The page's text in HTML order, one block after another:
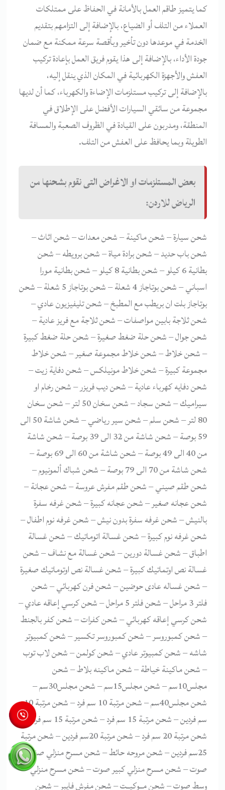
كما يتميز طاقم العمل بالأمانة في الحفاظ على ممتلكات
العملاء من التلف أو الضياع، بالإضافة إلى التزامهم بتقديم
الخدمة في موعدها دون تأخير وبأقصة سرعة ممكنة مع ضمان
جودة الأداء، بالإضافة إلى هذا يقوم فريق العمل بإعادة تركيب
العفش والأجهزة الكهربائية في المكان الذي ينقل إليه،
بالإضافة إلى تركيب مستلزمات الإضاءة والكهرباء، كما أن لديها
مجموعة من سائقي السيارات الأفضل على الإطلاق في
المنطقة، ومدربون على القيادة في الظروف الصعبة والمسافة
الطويلة وبما يحافظ على العفش من التلف.
بعض المستلزمات او الاغراض التى نقوم بشحنها من
الرياض للاردن:
شحن سيارة – شحن ماكينة – شحن معدات – شحن اثاث –
شحن باب حديد – شحن برادة مياة – شحن برويطه – شحن
بطانية 6 كيلو – شحن بطانية 8 كيلو – شحن بطانية مورا
اسباني – شحن بوتاجاز 4 شعلة – شحن بوتاجاز 5 شعلة – شحن
بوتاجاز بلت ان بريطب مع المطبخ – شحن تليفيزيون عادي –
شحن ثلاجة بابين مواصفات – شحن ثلاجة مع فريز عادية –
شحن جوال – شحن حلة ضغط صغيرة – شحن حلة ضغط كبيرة
– شحن خلاط – شحن خلاط مجموعة صغير – شحن خلاط
مجموعة كبيرة – شحن خلاط مونيلكس – شحن دفاية زيت –
شحن دفايه كهرباء عادية – شحن ديب فريزر – شحن رخام او
سيراميك – شحن سجاد – شحن سخان 50 لتر – شحن سخان
80 لتر – شحن سلم – شحن سير رياضي – شحن شاشة 50 الى
59 بوصة – شحن شاشة من 32 الى 39 بوصة – شحن شاشة
من 40 الى 49 بوصة – شحن شاشة من 60 الى 69 بوصة –
شحن شاشة من 70 الى 79 بوصة – شحن شباك ألمونيوم –
شحن طقم صيني – شحن طقم مفرش عروسة – شحن عجانة –
شحن عجانه صغير – شحن عجانه كبيرة – شحن غرفه سفرة
بالنيش – شحن غرفه سفرة بدون نيش – شحن غرفه نوم اطفال –
شحن غرفه نوم كبيرة – شحن غسالة اتوماتيك – شحن غسالة
اطباق – شحن غسالة دورين – شحن غسالة مع نشاف – شحن
غسالة نص اوتماتيك كبيرة – شحن غسالة نص اوتوماتيك صغيرة
– شحن غساله عادى حوضين – شحن فرن كهربائي – شحن
فلتر 3 مراحل – شحن فلتر 5 مراحل – شحن كرسي إعاقه عادي –
شحن كرسي إعاقه كهربائي – شحن كفرات – شحن كفر بالجنط
– شحن كمبوروسر – شحن كمبوروسر تكسير – شحن كمبيوتر
شاشه – شحن كمبيوتر عادي – شحن كولمن – شحن لاب توب
– شحن ماكينة خياطة – شحن ماكينه بلاط – شحن
مجلس10سم – شحن مجلس15سم – شحن مجلس30سم –
شحن مجلس40سم – شحن مرتبة 10 سم فرد – شحن مرتبة 10
سم فردين – شحن مرتبة 15 سم فرد – شحن مرتبة 15 سم فردين –
شحن مرتبة 20 سم فرد – شحن مرتبة 20سم فردين – شحن مرتبة
25سم فردين – شحن مروحه حائط – شحن مسرح منزلي صغير
صوت – شحن مسرح منزلي كبير صوت – شحن مسرح منزلي
وسط صوت – شحن مــوكيــت – شحن مفرش فايبر – شحن